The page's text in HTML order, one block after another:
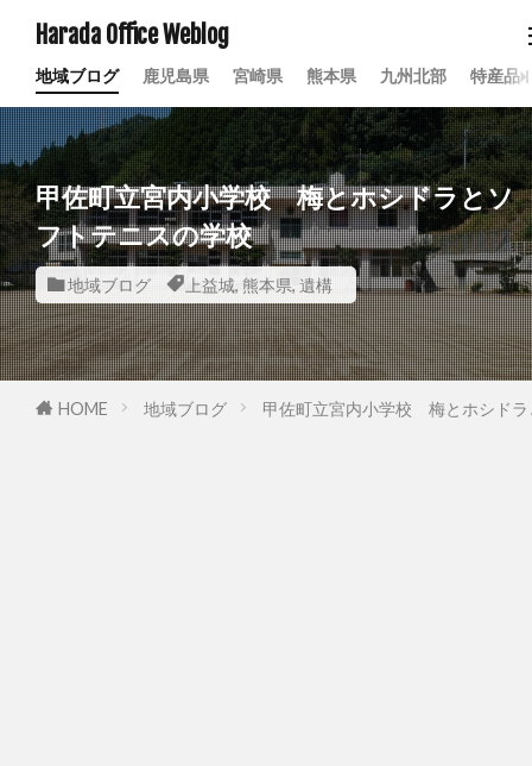
Harada Office Weblog
地域ブログ 鹿児島県 宮崎県 熊本県 九州北部 特産品
甲佐町立宮内小学校 梅とホシドラとソ
フトテニスの学校
地域ブログ 上益城, 熊本県, 遺構
HOME 地域ブログ 甲佐町立宮内小学校 梅とホシドラ